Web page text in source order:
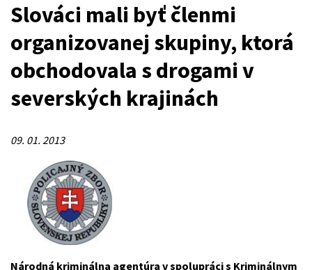
Slováci mali byť členmi
organizovanej skupiny, ktorá
obchodovala s drogami v
severských krajinách
09. 01. 2013
Národná kriminálna agentúra v spolupráci s Kriminálnym